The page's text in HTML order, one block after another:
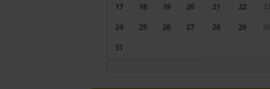
17
18 19 20 21 22
23
24
25 26 27 28 29
30
31